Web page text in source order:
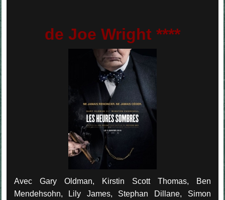
de Joe Wright ****
Avec Gary Oldman, Kirstin Scott Thomas, Ben
Mendehsohn, Lily James, Stephan Dillane, Simon